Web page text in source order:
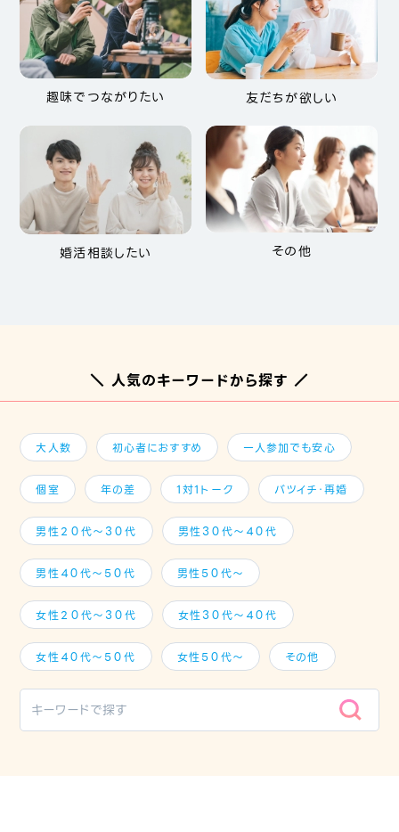
趣味でつながりたい 友だちが欲しい
婚活相談したい その他
＼ 人気のキーワードから探す ／
大人数 初心者におすすめ 一人参加でも安心
個室 年の差 1対1トーク バツイチ・再婚
男性２０代～３０代 男性３０代～４０代
男性４０代～５０代 男性５０代～
女性２０代～３０代 女性３０代～４０代
女性４０代～５０代 女性５０代～ その他